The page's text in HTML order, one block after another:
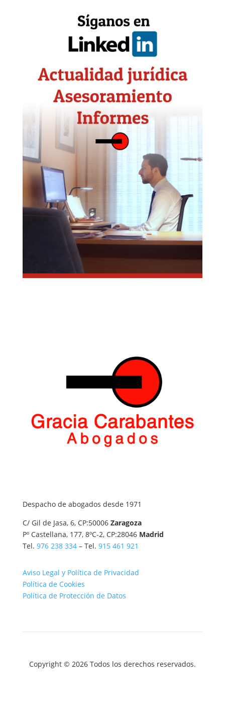
Despacho de abogados desde 1971
C/ Gil de Jasa, 6, CP:50006 Zaragoza
Pº Castellana, 177, 8ºC-2, CP:28046 Madrid
Tel. 976 238 334– Tel. 915 461 921
Aviso Legal y Política de Privacidad
Política de Cookies
Política de Protección de Datos
Copyright © 2026 Todos los derechos reservados.